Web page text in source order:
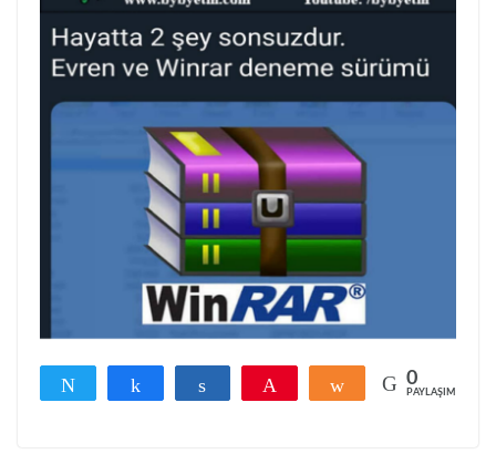
Tweetle Paylaş Paylaş Paylaş 0
PAYLAŞIMLAR